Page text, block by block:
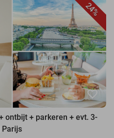
24%
favorite_border
ontbijt + parkeren + evt. 3-
Parijs